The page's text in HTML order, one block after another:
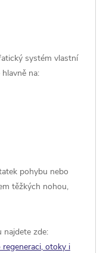
systém vlastní
na:
pohybu nebo
těžkých nohou,
zde:
otoky i